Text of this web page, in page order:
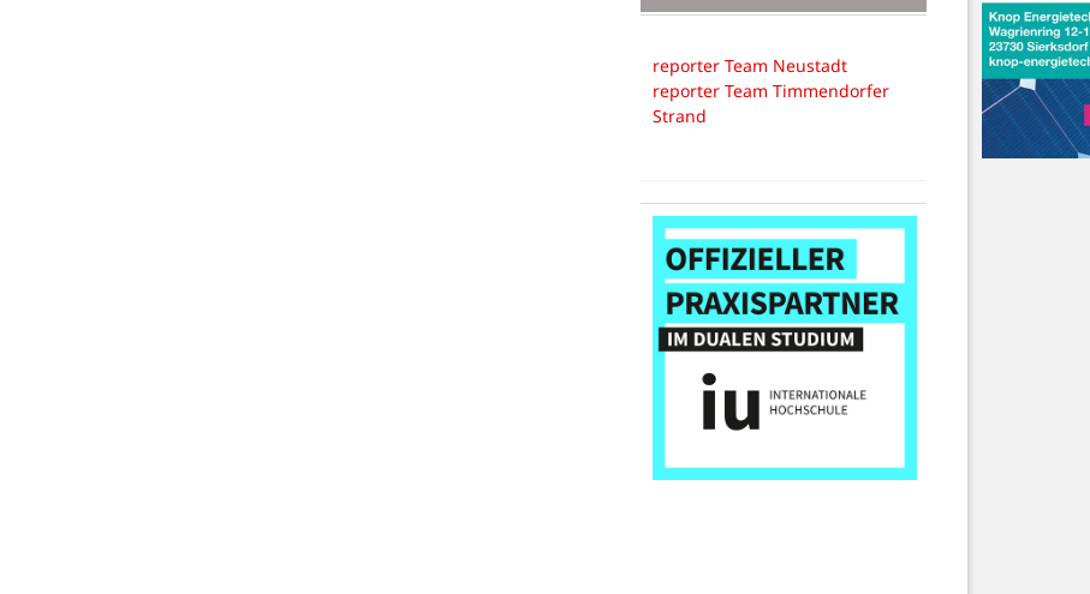
reporter Team Neustadt
reporter Team Timmendorfer
Strand